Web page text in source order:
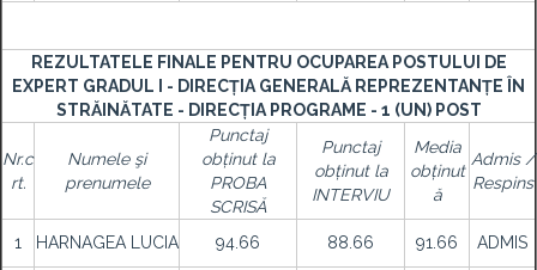
REZULTATELE FINALE PENTRU OCUPAREA POSTULUI DE
EXPERT GRADUL I - DIRECȚIA GENERALĂ REPREZENTANȚE ÎN
STRĂINĂTATE - DIRECȚIA PROGRAME - 1 (UN) POST
Nr.c
rt.
Numele şi
prenumele
Punctaj
obținut la
PROBA
SCRISĂ
Punctaj
obținut la
INTERVIU
Media
obținut
ă
Admis /
Respins
1 HARNAGEA LUCIA 94.66 88.66 91.66 ADMIS